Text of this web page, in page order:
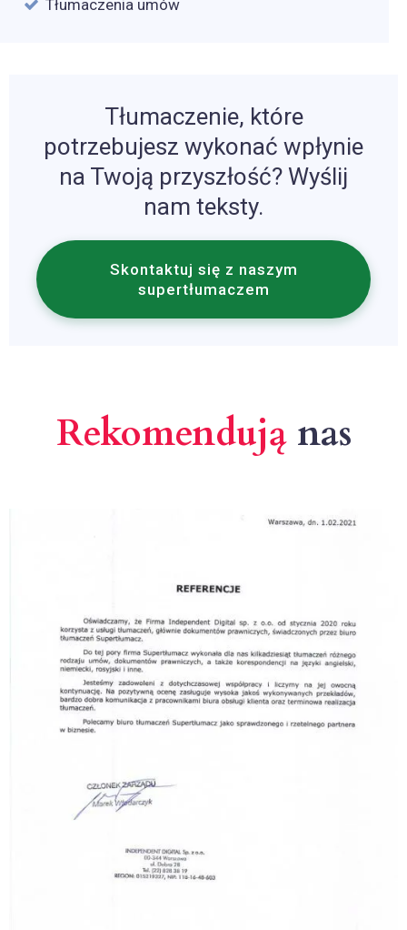
Tłumaczenia umów
Tłumaczenie, które
potrzebujesz wykonać wpłynie
na Twoją przyszłość? Wyślij
nam teksty.
Skontaktuj się z naszym
supertłumaczem
Rekomendująnas